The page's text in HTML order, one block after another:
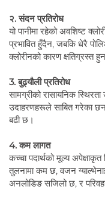
२. संदन प्रतिरोध
यो पानीमा रहेको अवशिष्ट
प्रभावित हुँदैन, जबकि धेरै
क्लोरीनको कारण
3. बुढ्यौली प्रतिरोध
सामग्रीको रासायनिक
उदाहरणहरूले साबित गरेका
बढी छ।
4. कम लागत
कच्चा पदार्थको मूल्य
तुलनामा कम छ, वजन
अनलोडिङ सजिलो छ, र